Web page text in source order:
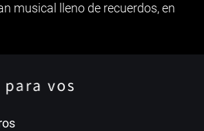
musical lleno de recuerdos, en